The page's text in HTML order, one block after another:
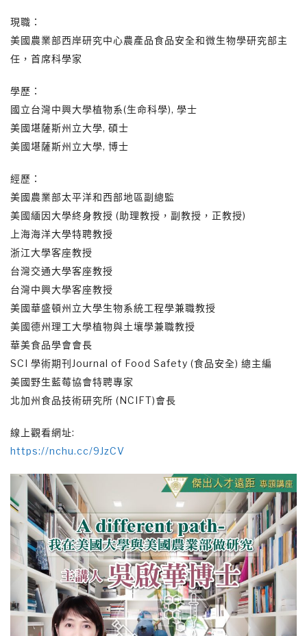
現職：
美國農業部西岸研究中心農產品食品安全和微生物學研究部主
任，首席科學家
學歷：
國立台灣中興大學植物系(生命科學), 學士
美國堪薩斯州立大學, 碩士
美國堪薩斯州立大學, 博士
經歷：
美國農業部太平洋和西部地區副總監
美國緬因大學終身教授 (助理教授，副教授，正教授)
上海海洋大學特聘教授
浙江大學客座教授
台灣交通大學客座教授
台灣中興大學客座教授
美國華盛頓州立大學生物系統工程學兼職教授
美國德州理工大學植物與土壤學兼職教授
華美食品學會會長
SCI 學術期刊Journal of Food Safety (食品安全) 總主編
美國野生藍莓協會特聘專家
北加州食品技術研究所 (NCIFT)會長
線上觀看網址:
https://nchu.cc/9JzCV